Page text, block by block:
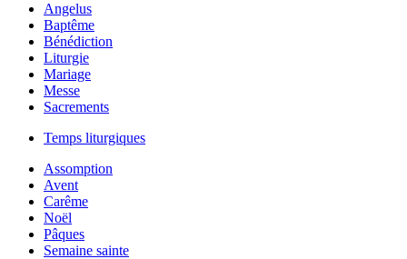
Angelus
Baptême
Bénédiction
Liturgie
Mariage
Messe
Sacrements
Temps liturgiques
Assomption
Avent
Carême
Noël
Pâques
Semaine sainte